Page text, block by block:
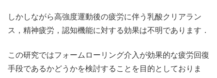
しかしながら高強度運動後の疲労に伴う乳酸クリアラン
ス，精神疲労，認知機能に対する効果は不明であります．
この研究ではフォームローリング介入が効果的な疲労回復
手段であるかどうかを検討することを目的としておりま